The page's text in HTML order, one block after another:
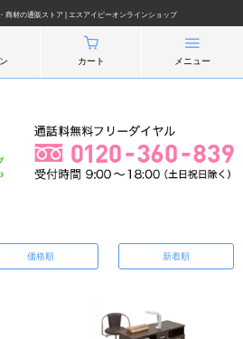
商材の通販ストア | エスアイピーオンラインショップ
カート メニュー
価格順 新着順